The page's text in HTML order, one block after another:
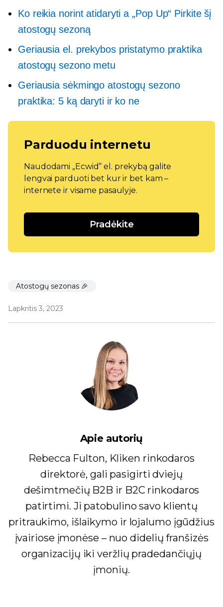
Ko reikia norint atidaryti a„Pop Up“ Pirkite šį
atostogų sezoną
Geriausia el. prekybos pristatymo praktika
atostogų sezono metu
Geriausia sėkmingo atostogų sezono
praktika: 5 ką daryti ir ko ne
Parduodu internetu
Naudodami „Ecwid“ el. prekybą galite
lengvai parduoti bet kur ir bet kam –
internete ir visame pasaulyje.
Pradėkite
Atostogų sezonas 🎉
Lapkritis 3, 2023
Apie autorių
Rebecca Fulton, Kliken rinkodaros
direktorė, gali pasigirti dviejų
dešimtmečių B2B ir B2C rinkodaros
patirtimi. Ji patobulino savo klientų
pritraukimo, išlaikymo ir lojalumo įgūdžius
įvairiose įmonėse – nuo ​​didelių franšizės
organizacijų iki veržlių pradedančiųjų
įmonių.